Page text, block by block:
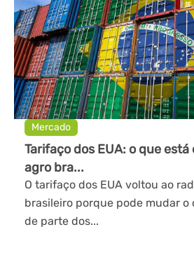
Mercado
Tarifaço dos EUA: o que
agro bra...
O tarifaço dos EUA voltou ao
brasileiro porque pode mudar o
de parte dos...